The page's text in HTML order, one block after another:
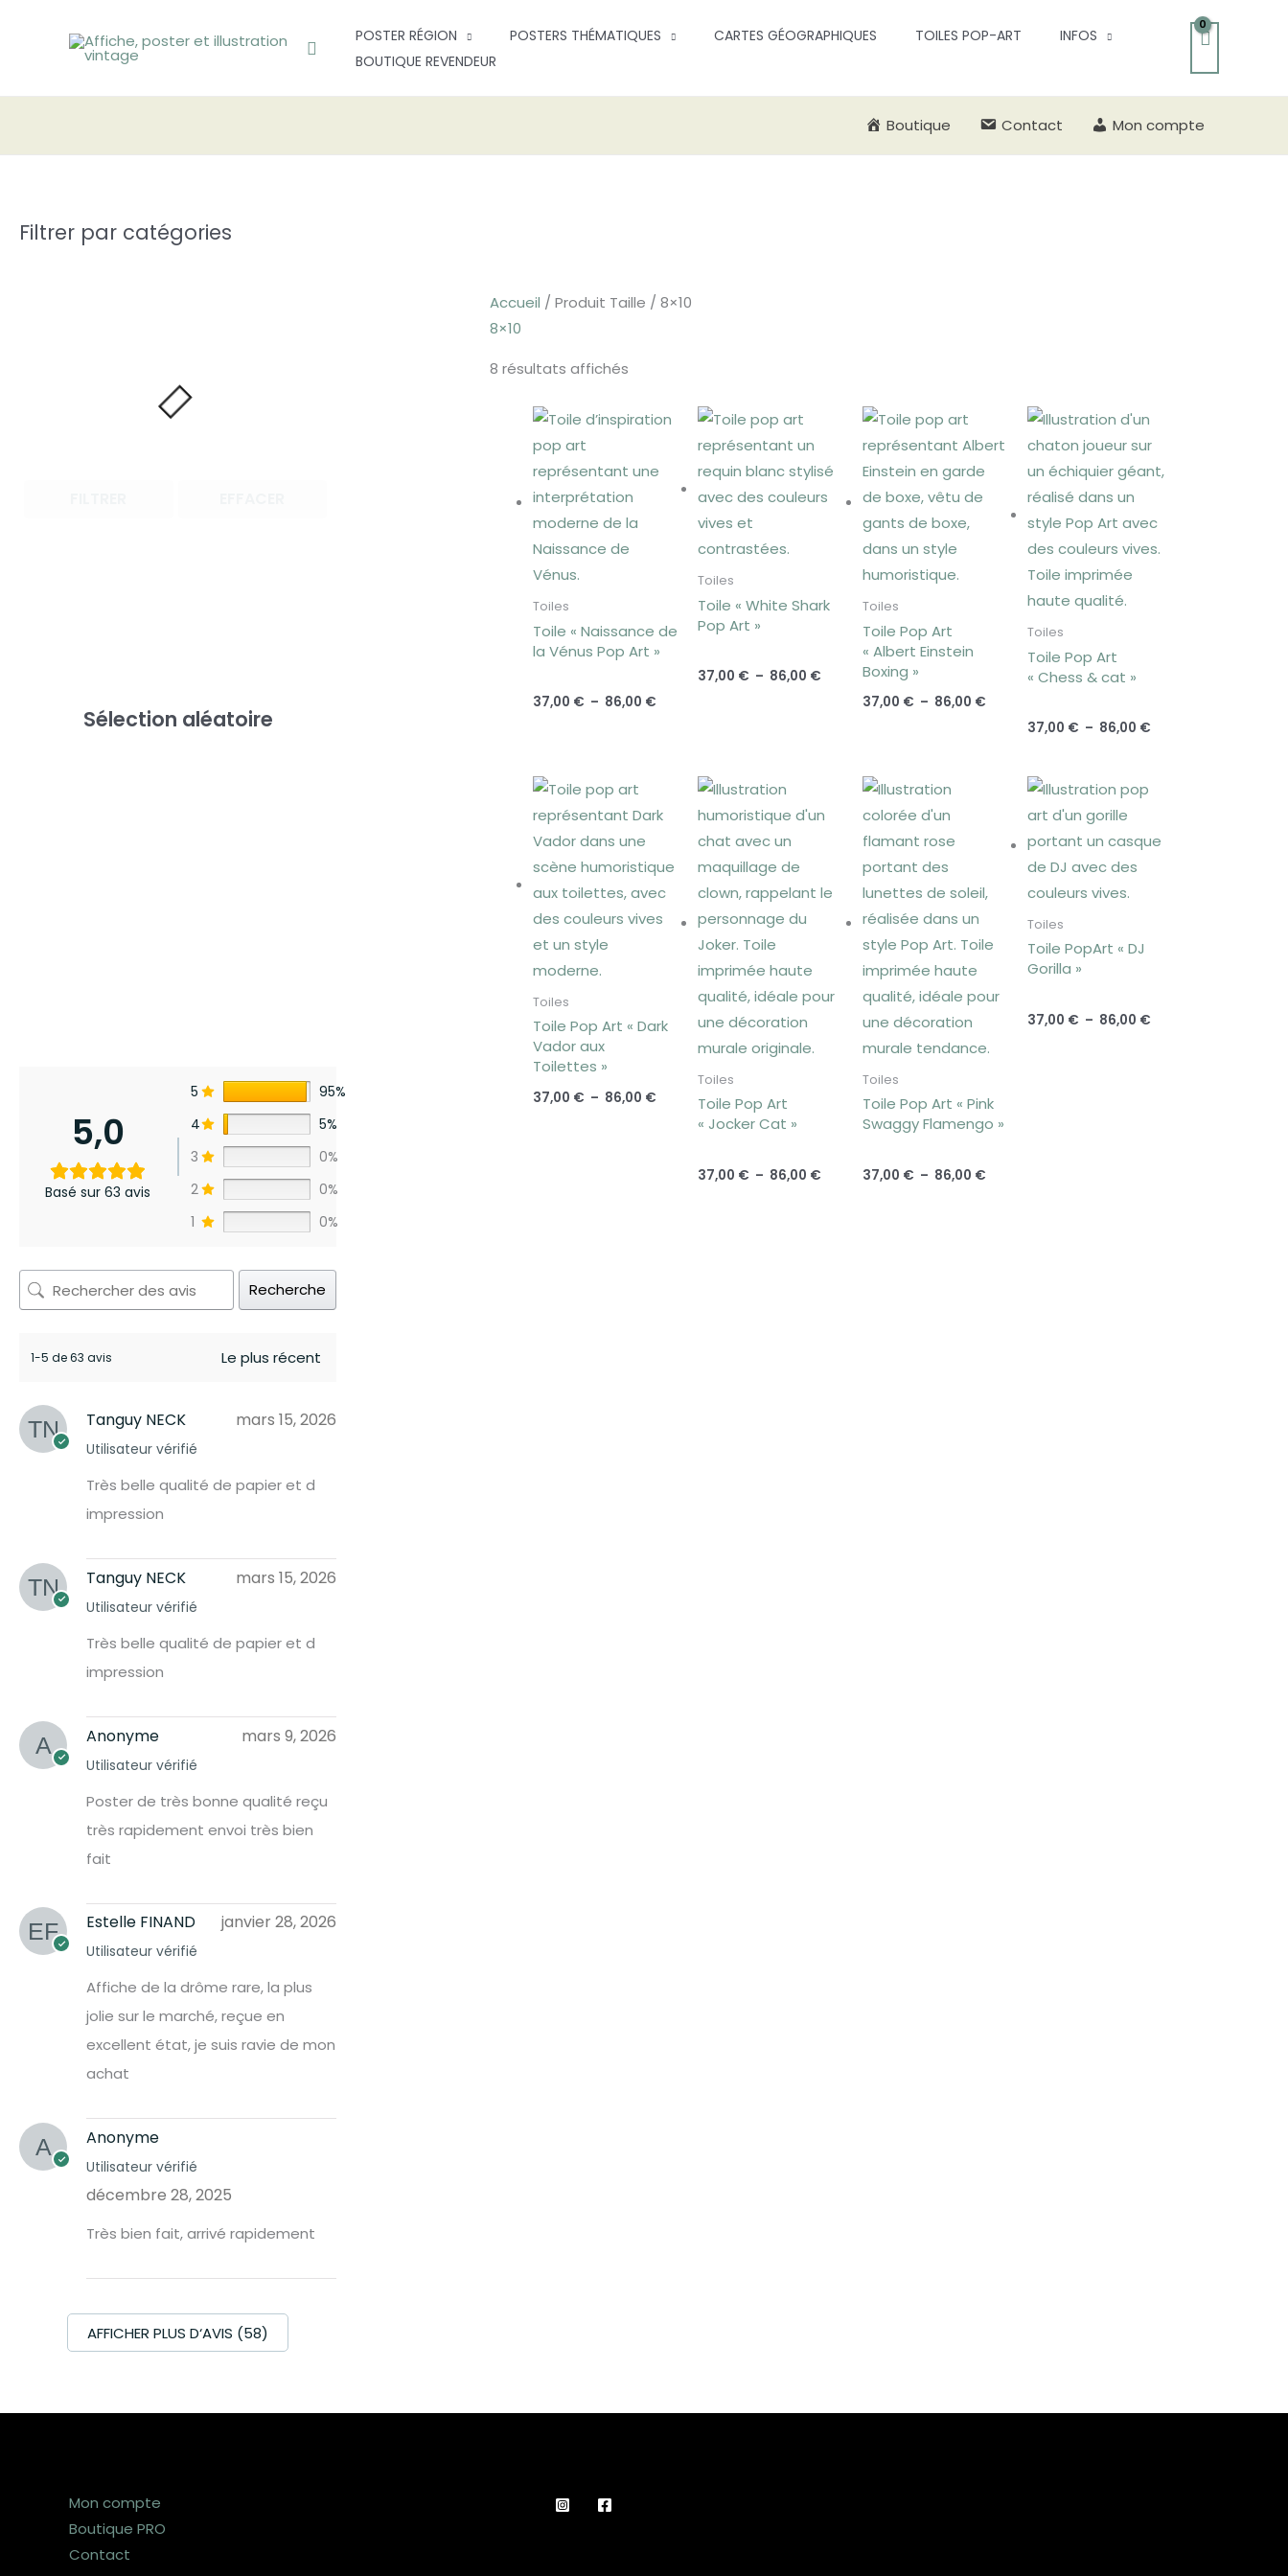
Rechercher
POSTER RÉGION POSTERS THÉMATIQUES CARTES GÉOGRAPHIQUES TOILES POP-ART
INFOS
BOUTIQUE REVENDEUR
Boutique Contact Mon compte
Filtrer par catégories
Sélection aléatoire
5,0
Basé sur 63 avis
5
95%
4
5%
3
0%
2
0%
1
0%
Recherche
1-5 de 63 avis
Tanguy NECK
Utilisateur vérifié
mars 15, 2026
Très belle qualité de papier et d
impression
Tanguy NECK
Utilisateur vérifié
mars 15, 2026
Très belle qualité de papier et d
impression
Anonyme
Utilisateur vérifié
mars 9, 2026
Poster de très bonne qualité reçu
très rapidement envoi très bien
fait
Estelle FINAND
Utilisateur vérifié
janvier 28, 2026
Affiche de la drôme rare, la plus
jolie sur le marché, reçue en
excellent état, je suis ravie de mon
achat
Anonyme
Utilisateur vérifié
décembre 28, 2025
Très bien fait, arrivé rapidement
AFFICHER PLUS D‘AVIS (58)
Accueil / Produit Taille / 8×10
8×10
8 résultats affichés
Toiles
Toile « Naissance de
la Vénus Pop Art »
37,00 € – 86,00 €
Plage
de
à
86,00 €
Toiles
Toile « White Shark
Pop Art »
37,00 € – 86,00 €
37,00 €
à
86,00 €
Toiles
Toile Pop Art
« Albert Einstein
Boxing »
37,00 € – 86,00 €
prix :
86,00 €
Toiles
Toile Pop Art
« Chess & cat »
37,00 € – 86,00 €
prix :
37,00 €
à
Toiles
Toile Pop Art « Dark
Vador aux
Toilettes »
37,00 € – 86,00 €
prix :
37,00 €
86,00 €
Toiles
Toile Pop Art
« Jocker Cat »
37,00 € – 86,00 €
prix :
37,00 €
86,00 €
Toiles
Toile Pop Art « Pink
Swaggy Flamengo »
37,00 € – 86,00 €
86,00 €
Toiles
Toile PopArt « DJ
Gorilla »
37,00 € – 86,00 €
à
Mon compte
Boutique PRO
Contact